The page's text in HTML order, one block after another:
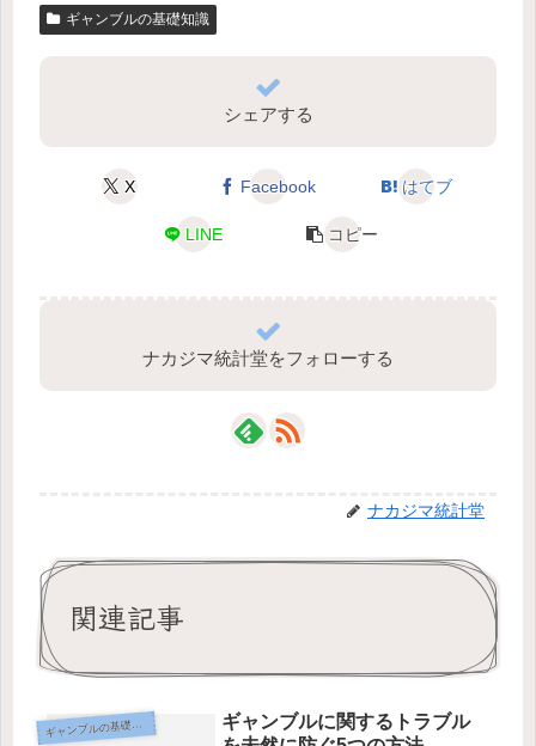
ギャンブルの基礎知識
シェアする
X Facebook はてブ
LINE コピー
ナカジマ統計堂をフォローする
ナカジマ統計堂
関連記事
ギ
ャンブルの基礎知識
ギャンブルに関するトラブル